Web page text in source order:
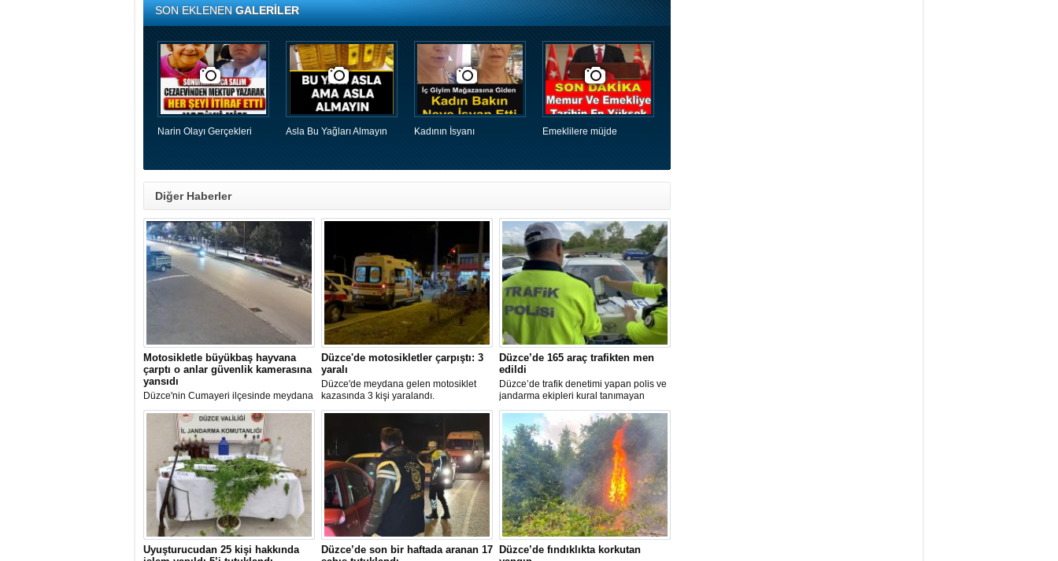
SON EKLENENGALERİLER
Narin Olayı Gerçekleri Asla Bu Yağları Almayın Kadının İsyanı Emeklilere müjde
Diğer Haberler
Motosikletle büyükbaş hayvana
çarptı o anlar güvenlik kamerasına
yansıdı
Düzce'nin Cumayeri ilçesinde meydana
gelen trafik kazasında motosiklet bir
anda yola inen büyükbaş hayvana
çarptı. Hayvan telef olanken sürücü
kazayı hafif sıyrıklarla atlattı.
Düzce'de motosikletler çarpıştı: 3
yaralı
Düzce'de meydana gelen motosiklet
kazasında 3 kişi yaralandı.
Düzce’de 165 araç trafikten men
edildi
Düzce’de trafik denetimi yapan polis ve
jandarma ekipleri kural tanımayan
sürücülere geçit vermiyor. Denetimlerde
14 bin 45 araç ve motosiklet kontrol
edilirken 165 araç trafikten men edildi.
Uyuşturucudan 25 kişi hakkında
Düzce’de son bir haftada aranan 17
Düzce’de fındıklıkta korkutan